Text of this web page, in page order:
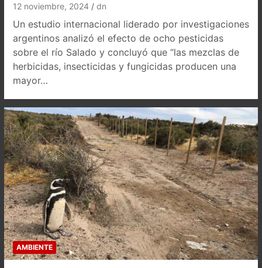
12 noviembre, 2024 dn
Un estudio internacional liderado por investigaciones
argentinos analizó el efecto de ocho pesticidas
sobre el río Salado y concluyó que “las mezclas de
herbicidas, insecticidas y fungicidas producen una
mayor…
AMBIENTE